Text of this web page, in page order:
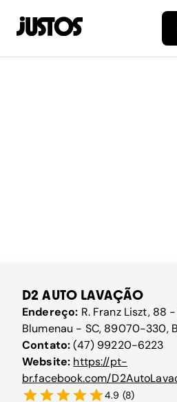
D2 AUTO LAVAÇÃO
Endereço: R. Franz Liszt, 88
Blumenau - SC, 89070-330,
Contato:(47) 99220-6223
Website: https://pt-
br.facebook.com/
4.9 (8)